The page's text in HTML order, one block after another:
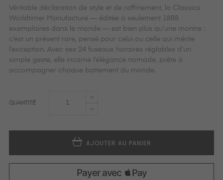
Véritable déclaration de style et de raffinement, la Classics
Worldtimer Manufacture — éditée à seulement 1888
exemplaires dans le monde — est bien plus qu’une montre :
c’est un présent rare, pensé pour celui ou celle qui mérite
l’exception. Avec ses 24 fuseaux horaires réglables d’un
simple geste, elle incarne l’élégance nomade, prête à
accompagner chaque battement du monde.
QUANTITÉ
AJOUTER AU PANIER